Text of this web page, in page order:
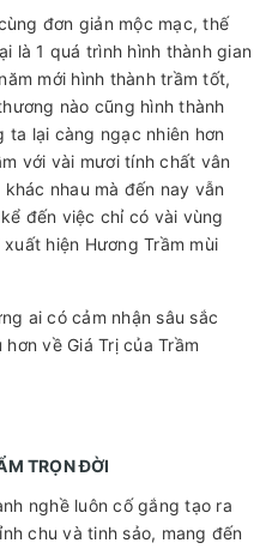
đơn giản mộc mạc, thế
là 1 quá trình hình thành gian
mới hình thành trầm tốt,
nào cũng hình thành
ta lại càng ngạc nhiên hơn
với vài mươi tính chất vân
nhau mà đến nay vẫn
đến việc chỉ có vài vùng
hiện Hương Trầm mùi
ai có cảm nhận sâu sắc
về Giá Trị của Trầm
TRỌN ĐỜI
nghề luôn cố gắng tạo ra
chu và tinh sảo, mang đến